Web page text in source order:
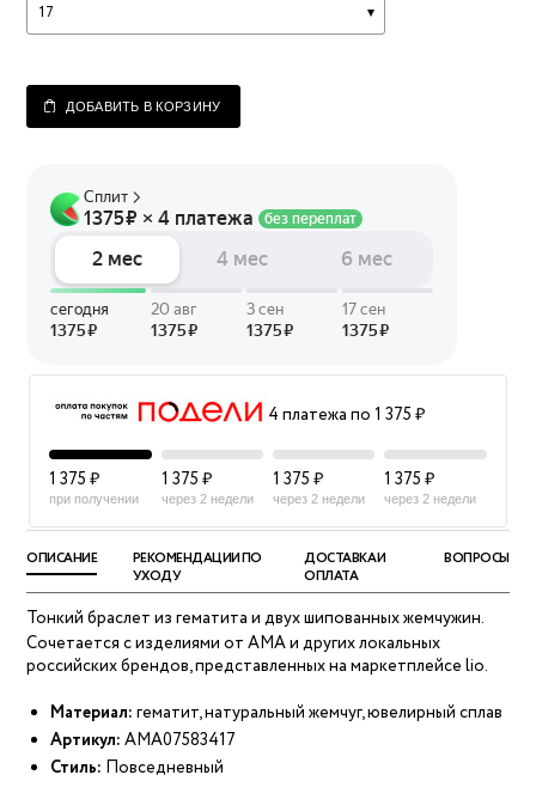
17
ДОБАВИТЬ В КОРЗИНУ
4 платежа по 1 375 ₽
1 375 ₽
при получении
1 375 ₽
через 2 недели
1 375 ₽
через 2 недели
1 375 ₽
через 2 недели
ОПИСАНИЕ
РЕКОМЕНДАЦИИ ПО
УХОДУ
ДОСТАВКА И
ОПЛАТА
ВОПРОСЫ
Тонкий браслет из гематита и двух шипованных жемчужин.
Сочетается с изделиями от AMA и других локальных
российских брендов, представленных на маркетплейсе lio.
Материал: гематит, натуральный жемчуг, ювелирный сплав
Артикул: AMA07583417
Стиль: Повседневный